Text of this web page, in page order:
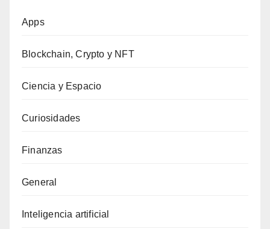
Apps
Blockchain, Crypto y NFT
Ciencia y Espacio
Curiosidades
Finanzas
General
Inteligencia artificial